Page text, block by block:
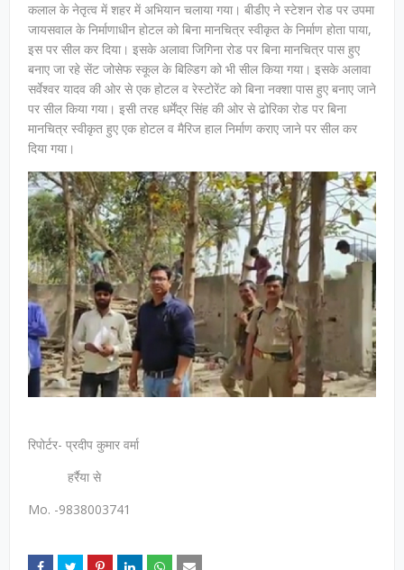
कलाल के नेतृत्व में शहर में अभियान चलाया गया। बीडीए ने स्टेशन रोड पर उपमा
जायसवाल के निर्माणाधीन होटल को बिना मानचित्र स्वीकृत के निर्माण होता पाया,
इस पर सील कर दिया। इसके अलावा जिगिना रोड पर बिना मानचित्र पास हुए
बनाए जा रहे सेंट जोसेफ स्कूल के बिल्डिग को भी सील किया गया। इसके अलावा
सर्वेश्वर यादव की ओर से एक होटल व रेस्टोरेंट को बिना नक्शा पास हुए बनाए जाने
पर सील किया गया। इसी तरह धर्मेंद्र सिंह की ओर से ढोरिका रोड पर बिना
मानचित्र स्वीकृत हुए एक होटल व मैरिज हाल निर्माण कराए जाने पर सील कर
दिया गया।
रिपोर्टर- प्रदीप कुमार वर्मा
हर्रैया से
Mo. -9838003741